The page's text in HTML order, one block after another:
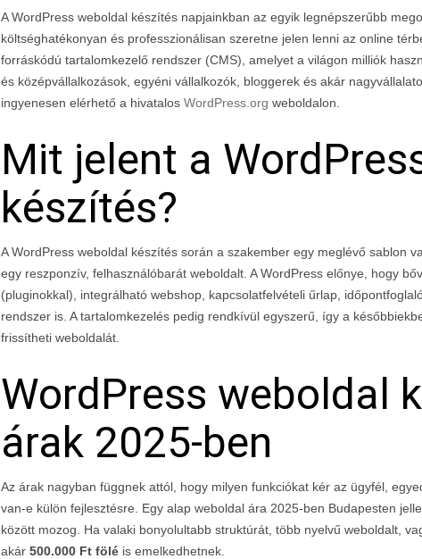
A WordPress weboldal készítés napjainkban az egyik legnépszerűbb
költséghatékonyan és professzionálisan szeretne jelen lenni az online
forráskódú tartalomkezelő rendszer (CMS), amelyet a világon milliók
és középvállalkozások, egyéni vállalkozók, bloggerek és akár
ingyenesen elérhető a hivatalos WordPress.org weboldalon.
Mit jelent a
készítés?
A WordPress weboldal készítés során a szakember egy meglévő sablon
egy reszponzív, felhasználóbarát weboldalt. A WordPress előnye, hogy
(pluginokkal), integrálható webshop, kapcsolatfelvételi űrlap,
rendszer is. A tartalomkezelés pedig rendkívül egyszerű, így a
frissítheti weboldalát.
WordPress weboldal
árak 2025-ben
Az árak nagyban függnek attól, hogy milyen funkciókat kér az ügyfél,
van-e külön fejlesztésre. Egy alap weboldal ára 2025-ben Budapesten
között mozog. Ha valaki bonyolultabb struktúrát, több nyelvű weboldalt,
akár 500.000 Ft fölé is emelkedhetnek.